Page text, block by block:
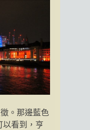
。那邊藍色
以看到，亨